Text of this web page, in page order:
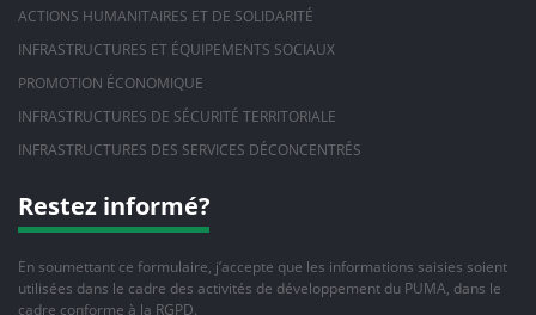
ACTIONS HUMANITAIRES ET DE SOLIDARITÉ
INFRASTRUCTURES ET ÉQUIPEMENTS SOCIAUX
PROMOTION ÉCONOMIQUE
INFRASTRUCTURES DE SÉCURITÉ TERRITORIALE
INFRASTRUCTURES DES SERVICES DÉCONCENTRÉS
Restez informé?
En soumettant ce formulaire, j’accepte que les informations saisies soient
utilisées dans le cadre des activités de développement du PUMA, dans le
cadre conforme à la RGPD.